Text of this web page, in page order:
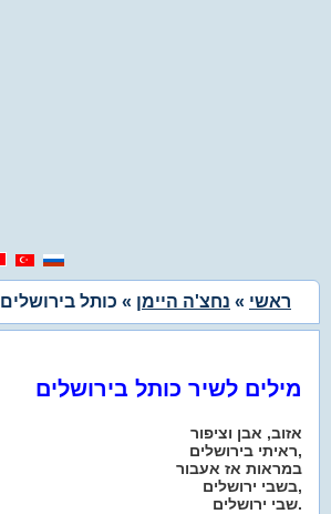
ראשי » נחצ'ה היימן » כותל בירושלים
מילים לשיר כותל בירושלים
אזוב, אבן וציפור
ראיתי בירושלים,
במראות אז אעבור
בשבי ירושלים,
שבי ירושלים.